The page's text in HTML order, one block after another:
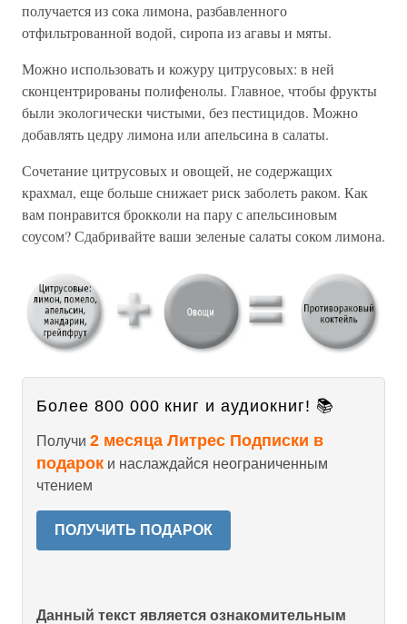
получается из сока лимона, разбавленного
отфильтрованной водой, сиропа из агавы и мяты.
Можно использовать и кожуру цитрусовых: в ней
сконцентрированы полифенолы. Главное, чтобы фрукты
были экологически чистыми, без пестицидов. Можно
добавлять цедру лимона или апельсина в салаты.
Сочетание цитрусовых и овощей, не содержащих
крахмал, еще больше снижает риск заболеть раком. Как
вам понравится брокколи на пару с апельсиновым
соусом? Сдабривайте ваши зеленые салаты соком лимона.
Более 800 000 книг и аудиокниг! 📚
Получи 2 месяца Литрес Подписки в
подарок и наслаждайся неограниченным
чтением
ПОЛУЧИТЬ ПОДАРОК
Данный текст является ознакомительным